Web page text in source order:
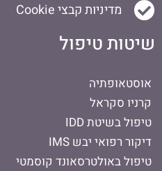
מדיניות קבצי Cookie
שיטות טיפול
אוסטאופתיה
קרניו סקראל
טיפול בשיטת IDD
דיקור רפואי יבש IMS
טיפול באולטרסאונד קוסמטי